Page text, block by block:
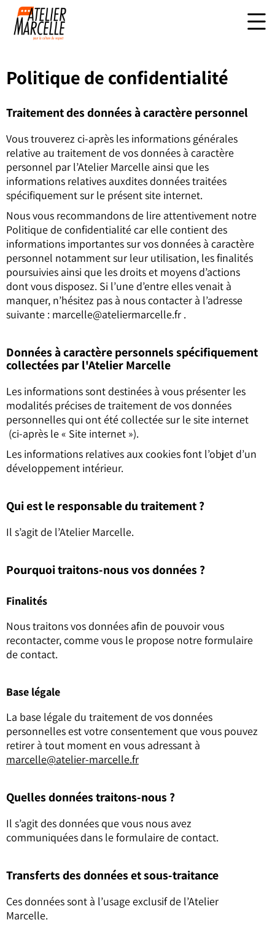
Politique de confidentialité
Traitement des données à caractère personnel
Vous trouverez ci-après les informations générales
relative au traitement de vos données à caractère
personnel par l’Atelier Marcelle ainsi que les
informations relatives auxdites données traitées
spécifiquement sur le présent site internet.
Nous vous recommandons de lire attentivement notre
Politique de confidentialité car elle contient des
informations importantes sur vos données à caractère
personnel notamment sur leur utilisation, les finalités
poursuivies ainsi que les droits et moyens d’actions
dont vous disposez. Si l’une d’entre elles venait à
manquer, n’hésitez pas à nous contacter à l’adresse
suivante : marcelle@ateliermarcelle.fr .
Données à caractère personnels spécifiquement
collectées par l'Atelier Marcelle
Les informations sont destinées à vous présenter les
modalités précises de traitement de vos données
personnelles qui ont été collectée sur le site internet
(ci-après le « Site internet »).
Les informations relatives aux cookies font l’objet d’un
développement intérieur.
Qui est le responsable du traitement ?
Il s’agit de l’Atelier Marcelle.
Pourquoi traitons-nous vos données ?
Finalités
Nous traitons vos données afin de pouvoir vous
recontacter, comme vous le propose notre formulaire
de contact.
Base légale
La base légale du traitement de vos données
personnelles est votre consentement que vous pouvez
retirer à tout moment en vous adressant à
marcelle@atelier-marcelle.fr
Quelles données traitons-nous ?
Il s’agit des données que vous nous avez
communiquées dans le formulaire de contact.
Transferts des données et sous-traitance
Ces données sont à l’usage exclusif de l’Atelier
Marcelle.